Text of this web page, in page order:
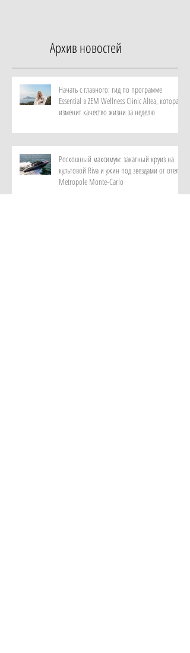
Архив новостей
Начать с главного: гид по программе
Essential в ZEM Wellness Clinic Altea, которая
изменит качество жизни за неделю
Роскошный максимум: закатный круиз на
культовой Riva и ужин под звездами от отеля
Metropole Monte-Carlo